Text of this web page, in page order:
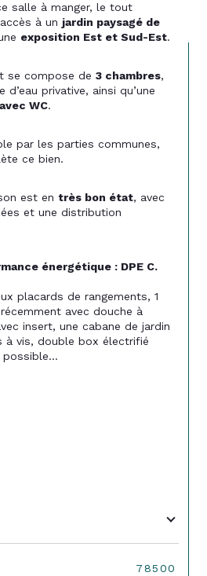
salle à manger, le tout
à un jardin paysagé de
exposition Est et Sud-Est.
se compose de 3 chambres,
privative, ainsi qu’une
WC.
par les parties communes,
ce bien.
est en très bon état, avec
et une distribution
énergétique : DPE C.
placards de rangements, 1
avec douche à
insert, une cabane de jardin
à vis, double box électrifié
possible...
78500